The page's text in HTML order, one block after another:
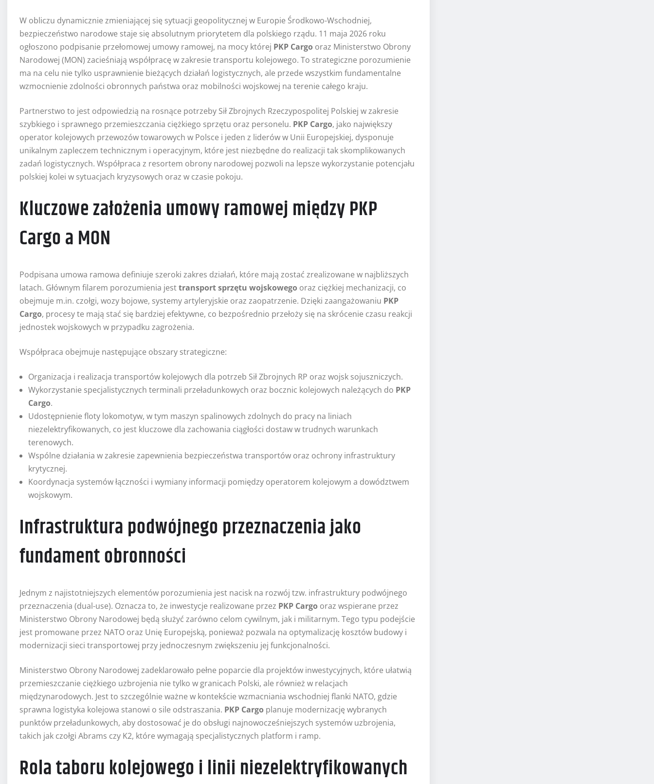
W obliczu dynamicznie zmieniającej się sytuacji geopolitycznej w Europie Środkowo-Wschodniej,
bezpieczeństwo narodowe staje się absolutnym priorytetem dla polskiego rządu. 11 maja 2026 roku
ogłoszono podpisanie przełomowej umowy ramowej, na mocy której PKP Cargo oraz Ministerstwo Obrony
Narodowej (MON) zacieśniają współpracę w zakresie transportu kolejowego. To strategiczne porozumienie
ma na celu nie tylko usprawnienie bieżących działań logistycznych, ale przede wszystkim fundamentalne
wzmocnienie zdolności obronnych państwa oraz mobilności wojskowej na terenie całego kraju.
Partnerstwo to jest odpowiedzią na rosnące potrzeby Sił Zbrojnych Rzeczypospolitej Polskiej w zakresie
szybkiego i sprawnego przemieszczania ciężkiego sprzętu oraz personelu. PKP Cargo, jako największy
operator kolejowych przewozów towarowych w Polsce i jeden z liderów w Unii Europejskiej, dysponuje
unikalnym zapleczem technicznym i operacyjnym, które jest niezbędne do realizacji tak skomplikowanych
zadań logistycznych. Współpraca z resortem obrony narodowej pozwoli na lepsze wykorzystanie potencjału
polskiej kolei w sytuacjach kryzysowych oraz w czasie pokoju.
Kluczowe założenia umowy ramowej między PKP
Cargo a MON
Podpisana umowa ramowa definiuje szeroki zakres działań, które mają zostać zrealizowane w najbliższych
latach. Głównym filarem porozumienia jesttransport sprzętu wojskowego oraz ciężkiej mechanizacji, co
obejmuje m.in. czołgi, wozy bojowe, systemy artyleryjskie oraz zaopatrzenie. Dzięki zaangażowaniu PKP
Cargo, procesy te mają stać się bardziej efektywne, co bezpośrednio przełoży się na skrócenie czasu reakcji
jednostek wojskowych w przypadku zagrożenia.
Współpraca obejmuje następujące obszary strategiczne:
Organizacja i realizacja transportów kolejowych dla potrzeb Sił Zbrojnych RP oraz wojsk sojuszniczych.
Wykorzystanie specjalistycznych terminali przeładunkowych oraz bocznic kolejowych należących do PKP
Cargo.
Udostępnienie floty lokomotyw, w tym maszyn spalinowych zdolnych do pracy na liniach
niezelektryfikowanych, co jest kluczowe dla zachowania ciągłości dostaw w trudnych warunkach
terenowych.
Wspólne działania w zakresie zapewnienia bezpieczeństwa transportów oraz ochrony infrastruktury
krytycznej.
Koordynacja systemów łączności i wymiany informacji pomiędzy operatorem kolejowym a dowództwem
wojskowym.
Infrastruktura podwójnego przeznaczenia jako
fundament obronności
Jednym z najistotniejszych elementów porozumienia jest nacisk na rozwój tzw. infrastruktury podwójnego
przeznaczenia (dual-use). Oznacza to, że inwestycje realizowane przez PKP Cargo oraz wspierane przez
Ministerstwo Obrony Narodowej będą służyć zarówno celom cywilnym, jak i militarnym. Tego typu podejście
jest promowane przez NATO oraz Unię Europejską, ponieważ pozwala na optymalizację kosztów budowy i
modernizacji sieci transportowej przy jednoczesnym zwiększeniu jej funkcjonalności.
Ministerstwo Obrony Narodowej zadeklarowało pełne poparcie dla projektów inwestycyjnych, które ułatwią
przemieszczanie ciężkiego uzbrojenia nie tylko w granicach Polski, ale również w relacjach
międzynarodowych. Jest to szczególnie ważne w kontekście wzmacniania wschodniej flanki NATO, gdzie
sprawna logistyka kolejowa stanowi o sile odstraszania. PKP Cargo planuje modernizację wybranych
punktów przeładunkowych, aby dostosować je do obsługi najnowocześniejszych systemów uzbrojenia,
takich jak czołgi Abrams czy K2, które wymagają specjalistycznych platform i ramp.
Rola taboru kolejowego i linii niezelektryfikowanych